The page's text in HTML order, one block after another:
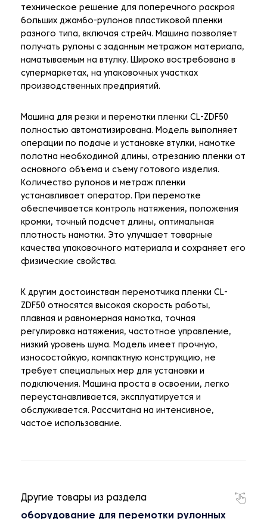
техническое решение для поперечного раскроя
больших джамбо-рулонов пластиковой пленки
разного типа, включая стрейч. Машина позволяет
получать рулоны с заданным метражом материала,
наматываемым на втулку. Широко востребована в
супермаркетах, на упаковочных участках
производственных предприятий.
Машина для резки и перемотки пленки CL-ZDF50
полностью автоматизирована. Модель выполняет
операции по подаче и установке втулки, намотке
полотна необходимой длины, отрезанию пленки от
основного объема и съему готового изделия.
Количество рулонов и метраж пленки
устанавливает оператор. При перемотке
обеспечивается контроль натяжения, положения
кромки, точный подсчет длины, оптимальная
плотность намотки. Это улучшает товарные
качества упаковочного материала и сохраняет его
физические свойства.
К другим достоинствам перемотчика пленки CL-
ZDF50 относятся высокая скорость работы,
плавная и равномерная намотка, точная
регулировка натяжения, частотное управление,
низкий уровень шума. Модель имеет прочную,
износостойкую, компактную конструкцию, не
требует специальных мер для установки и
подключения. Машина проста в освоении, легко
переустанавливается, эксплуатируется и
обслуживается. Рассчитана на интенсивное,
частое использование.
Другие товары из раздела
оборудование для перемотки рулонных